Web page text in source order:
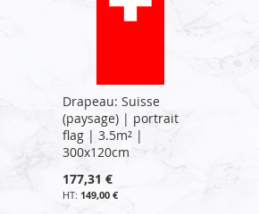
Drapeau: Suisse
(paysage) | portrait
flag | 3.5m² |
300x120cm
177,31 €
149,00 €